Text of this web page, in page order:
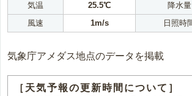
気温 25.5℃ 降水量
風速
1m/s 日照時
気象庁アメダス地点のデータを掲載
［天気予報の更新時間について］